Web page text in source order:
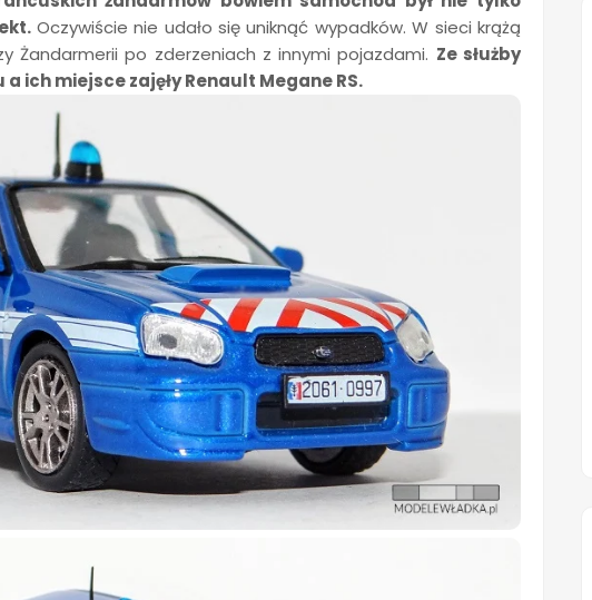
Oczywiście nie udało się uniknąć wypadków. W sieci krążą
Żandarmerii po zderzeniach z innymi pojazdami. Ze służby
a ich miejsce zajęły Renault Megane RS.